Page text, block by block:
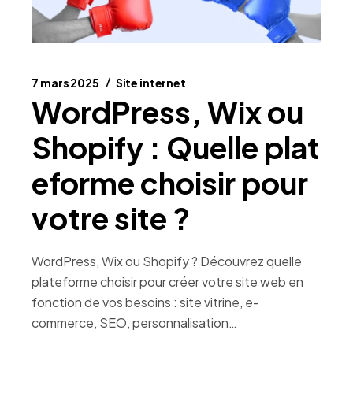
7 mars 2025 Site internet
WordPress, Wix ou
Shopify : Quelle plat
eforme choisir pour
votre site ?
WordPress, Wix ou Shopify ? Découvrez quelle
plateforme choisir pour créer votre site web en
fonction de vos besoins : site vitrine, e-
commerce, SEO, personnalisation…